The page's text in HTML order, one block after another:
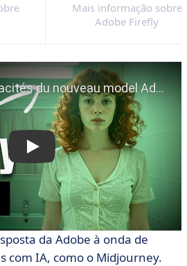
Mais informação sobre
Adobe Firefly
da Adobe à onda de
com IA, como o Midjourney.